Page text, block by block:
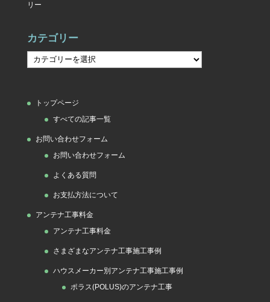
リー
カテゴリー
リ
トップページ
すべての記事一覧
お問い合わせフォーム
お問い合わせフォーム
よくある質問
お支払方法について
アンテナ工事料金
アンテナ工事料金
さまざまなアンテナ工事施工事例
ハウスメーカー別アンテナ工事施工事例
ポラス(POLUS)のアンテナ工事